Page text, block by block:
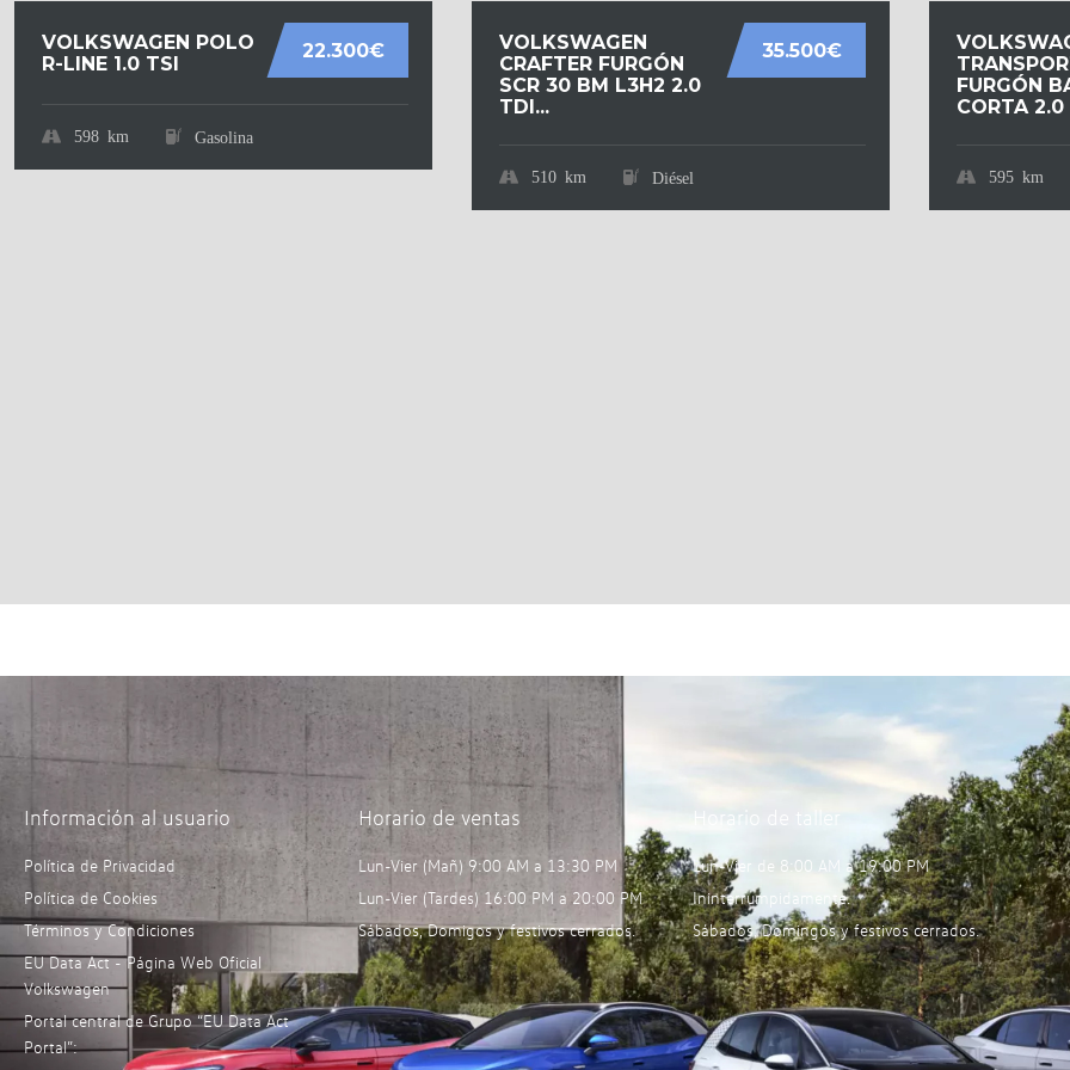
22.300€
VOLKSWAGEN POLO
R-LINE 1.0 TSI
598 km Gasolina
35.500€
VOLKSWAGEN
CRAFTER FURGÓN
SCR 30 BM L3H2 2.0
TDI...
510 km Diésel
FURGÓN
CORTA 2.0
595 km
Información al usuario
Política de Privacidad
Política de Cookies
Términos y Condiciones
EU Data Act - Página Web Oficial
Volkswagen
Portal central de Grupo “EU Data Act
Portal”:
Horario de ventas
Lun-Vier (Mañ) 9:00 AM a 13:30 PM
Lun-Vier (Tardes) 16:00 PM a 20:00 PM
Sábados, Domigos y festivos cerrados.
Horario de taller
Lun-Vier de 8:00 AM a 19:00 PM
Ininterrumpidamente.
Sábados, Domingos y festivos cerrados.